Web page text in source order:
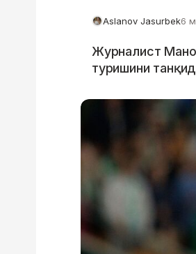
Aslanov Jasurbek6
Журналист
туришини